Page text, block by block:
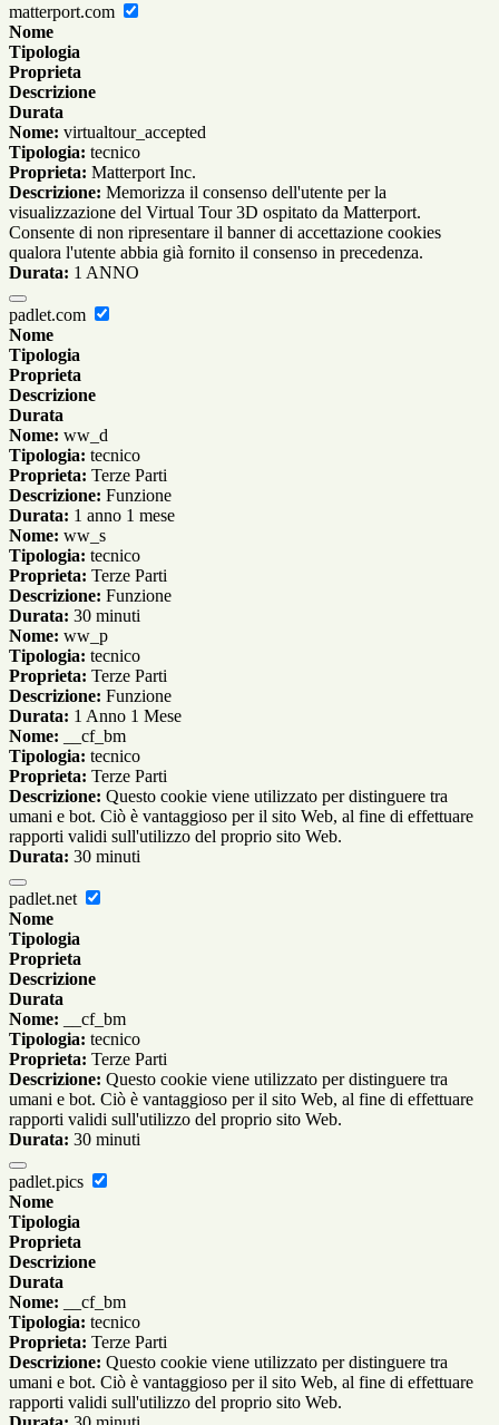
matterport.com
Nome
Tipologia
Proprieta
Descrizione
Durata
Nome: virtualtour_accepted
Tipologia: tecnico
Proprieta: Matterport Inc.
Descrizione: Memorizza il consenso dell'utente per la
visualizzazione del Virtual Tour 3D ospitato da Matterport.
Consente di non ripresentare il banner di accettazione cookies
qualora l'utente abbia già fornito il consenso in precedenza.
Durata: 1 ANNO
padlet.com
Nome
Tipologia
Proprieta
Descrizione
Durata
Nome: ww_d
Tipologia: tecnico
Proprieta: Terze Parti
Descrizione: Funzione
Durata: 1 anno 1 mese
Nome: ww_s
Tipologia: tecnico
Proprieta: Terze Parti
Descrizione: Funzione
Durata: 30 minuti
Nome: ww_p
Tipologia: tecnico
Proprieta: Terze Parti
Descrizione: Funzione
Durata: 1 Anno 1 Mese
Nome: __cf_bm
Tipologia: tecnico
Proprieta: Terze Parti
Descrizione: Questo cookie viene utilizzato per distinguere tra
umani e bot. Ciò è vantaggioso per il sito Web, al fine di effettuare
rapporti validi sull'utilizzo del proprio sito Web.
Durata: 30 minuti
padlet.net
Nome
Tipologia
Proprieta
Descrizione
Durata
Nome: __cf_bm
Tipologia: tecnico
Proprieta: Terze Parti
Descrizione: Questo cookie viene utilizzato per distinguere tra
umani e bot. Ciò è vantaggioso per il sito Web, al fine di effettuare
rapporti validi sull'utilizzo del proprio sito Web.
Durata: 30 minuti
padlet.pics
Nome
Tipologia
Proprieta
Descrizione
Durata
Nome: __cf_bm
Tipologia: tecnico
Proprieta: Terze Parti
Descrizione: Questo cookie viene utilizzato per distinguere tra
umani e bot. Ciò è vantaggioso per il sito Web, al fine di effettuare
rapporti validi sull'utilizzo del proprio sito Web.